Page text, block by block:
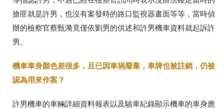
搶匪就是許男，也沒有案發時的路口監視器畫面等等，當時偵
辦的檢察官蔡甄漪竟僅依劉男的供述和許男機車資料就起訴許
男。
機車車身顏色差很多，且已因車禍廢棄，車牌也被註銷，仍被
認為用來作案？
許男機車的車輛詳細資料報表以及驗車紀錄顯示機車的車身應